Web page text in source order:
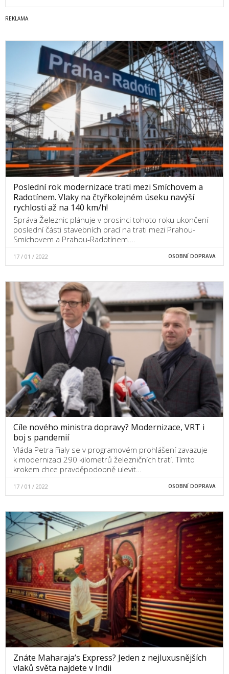
Poslední rok modernizace trati mezi Smíchovem a
Radotínem. Vlaky na čtyřkolejném úseku navýší
rychlosti až na 140 km/h!
Správa Železnic plánuje v prosinci tohoto roku ukončení
poslední části stavebních prací na trati mezi Prahou-
Smíchovem a Prahou-Radotínem.…
17 / 01 / 2022 OSOBNÍ DOPRAVA
Cíle nového ministra dopravy? Modernizace, VRT i
boj s pandemií
Vláda Petra Fialy se v programovém prohlášení zavazuje
k modernizaci 290 kilometrů železničních tratí. Tímto
krokem chce pravděpodobně ulevit…
17 / 01 / 2022 OSOBNÍ DOPRAVA
Znáte Maharaja’s Express? Jeden z nejluxusnějších
vlaků světa najdete v Indii